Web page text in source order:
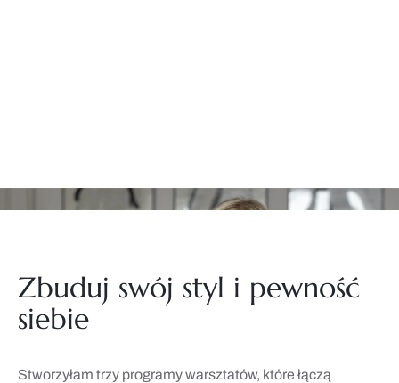
Zbuduj swój styl i pewność
siebie
Stworzyłam trzy programy warsztatów, które łączą